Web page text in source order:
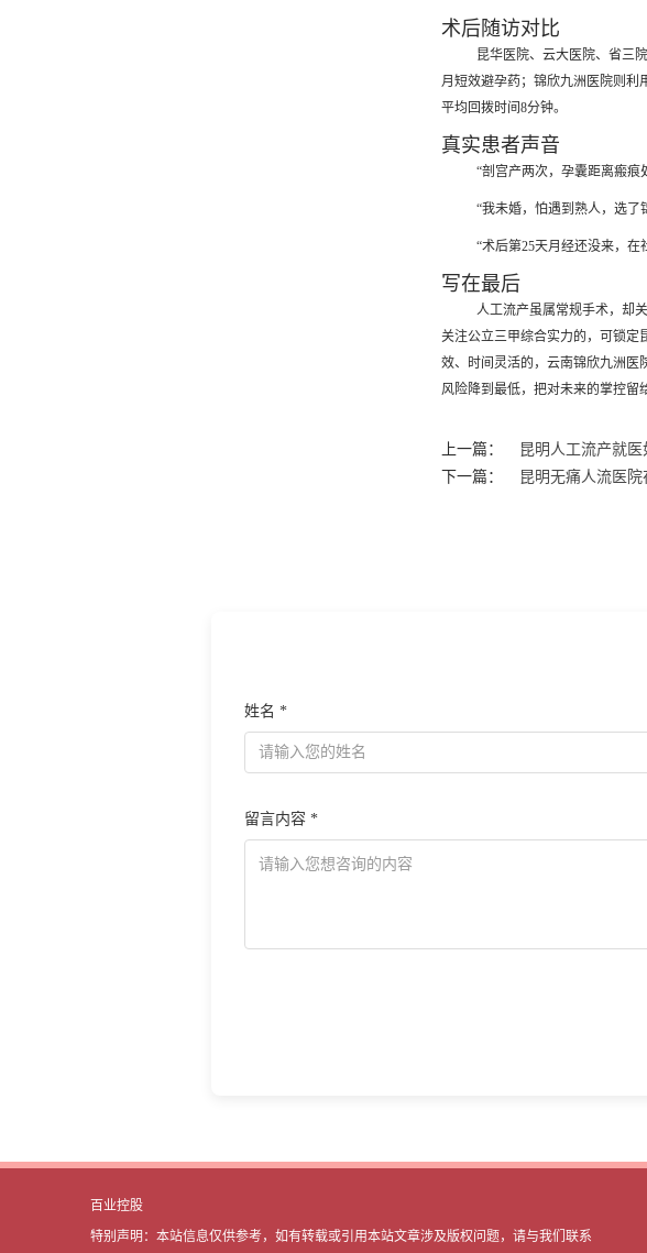
术后随访对比
昆华医院、云大医院、省三
月短效避孕药；锦欣九洲医院则利
平均回拨时间8分钟。
真实患者声音
“剖宫产两次，孕囊距离瘢痕
“我未婚，怕遇到熟人，选
“术后第25天月经还没来，在
写在最后
人工流产虽属常规手术，却
关注公立三甲综合实力的，可锁定
效、时间灵活的，云南锦欣九洲医
风险降到最低，把对未来的掌控留
上一篇：
昆明人工流产就
下一篇：
昆明无痛人流医院
姓名 *
留言内容 *
百业控股
特别声明：本站信息仅供参考，如有转载或引用本站文章涉及版权问题，请与我们联系